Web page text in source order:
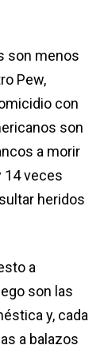
son menos
Pew,
con
son
a morir
14 veces
heridos
a
son las
y, cada
a balazos